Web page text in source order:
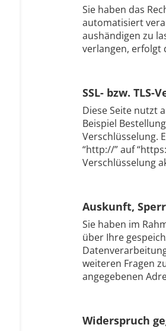
Sie haben das
automatisiert
aushändigen zu
verlangen, erfolgt
SSL- bzw. TLS-
Diese Seite nutzt
Beispiel
Verschlüsselung.
“http://” auf
Verschlüsselung
Auskunft,
Sie haben im
über Ihre
weiteren Fragen
angegebenen
Widerspruch